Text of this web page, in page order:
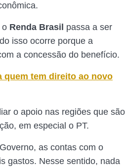
o Renda Brasil passa a ser
isso ocorre porque a
a concessão do benefício.
quem tem direito ao novo
o apoio nas regiões que são
em especial o PT.
as contas com o
gastos. Nesse sentido, nada